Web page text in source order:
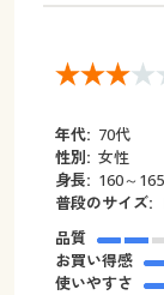
年代: 70代
性別: 女性
身長: 160～
普段のサイズ:
品質
お買い得感
使いやすさ